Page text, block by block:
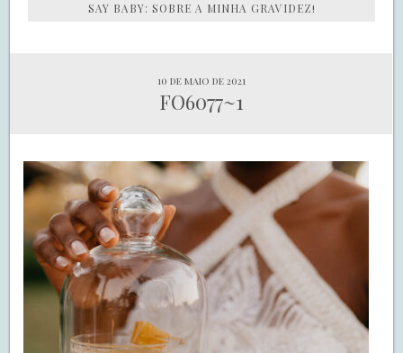
SAY BABY: SOBRE A MINHA GRAVIDEZ!
10 de maio de 2021
FO6077~1